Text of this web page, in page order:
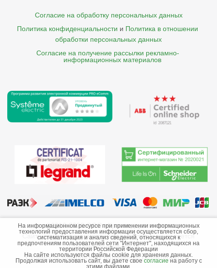
Согласие на обработку персональных данных
Политика конфиденциальности и Политика в отношении
обработки персональных данных
Согласие на получение рассылки рекламно-
    информационных материалов
©2013-2026 ООО «Краснодарэлектро»
Сайт носит информационный характер и не является
публичной офертой.
Стоимость товаров и их наличие не гарантируются.
На информационном ресурсе при применении информационных
технологий предоставления информации осуществляется сбор,
систематизация и анализ сведений, относящихся к
предпочтениям пользователей сети "Интернет", находящихся на
территории Российской Федерации
На сайте используются файлы cookie для хранения данных.
Продолжая использовать сайт, вы даете свое согласие на работу с
этими файлами.